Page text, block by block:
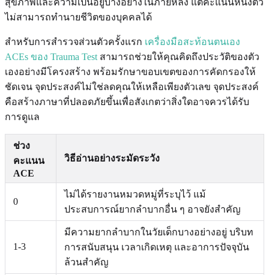
สุขภาพและความเป็นอยู่บางอย่างในภายหลัง แต่คะแนนหนึ่งตัว
ไม่สามารถทำนายชีวิตของบุคคลได้
สำหรับการสำรวจส่วนตัวครั้งแรก เครื่องมือสะท้อนตนเอง
ACEs ของ Trauma Test สามารถช่วยให้คุณคิดถึงประวัติของตัว
เองอย่างมีโครงสร้าง พร้อมรักษาขอบเขตของการคัดกรองให้
ชัดเจน จุดประสงค์ไม่ใช่ลดคุณให้เหลือเพียงตัวเลข จุดประสงค์
คือสร้างภาษาที่ปลอดภัยขึ้นเพื่อสังเกตว่าสิ่งใดอาจควรได้รับ
การดูแล
ช่วง
คะแนน
ACE
วิธีอ่านอย่างระมัดระวัง
0
ไม่ได้รายงานหมวดหมู่ที่ระบุไว้ แม้
ประสบการณ์ยากลำบากอื่น ๆ อาจยังสำคัญ
1-3
มีความยากลำบากในวัยเด็กบางอย่างอยู่ บริบท
การสนับสนุน เวลาเกิดเหตุ และอาการปัจจุบัน
ล้วนสำคัญ